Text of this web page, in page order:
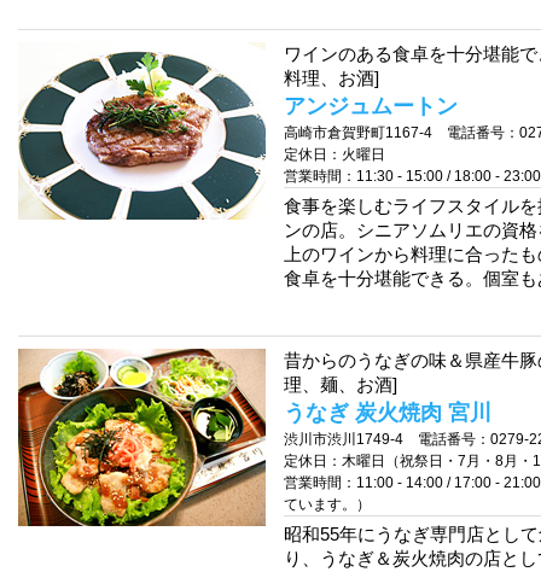
ワインのある食卓を十分堪能
料理、お酒]
アンジュムートン
高崎市倉賀野町1167-4 電話番号：
定休日：火曜日
営業時間：11:30 - 15:00 / 18:00 - 23:00
食事を楽しむライフスタイル
ンの店。シニアソムリエの資
上のワインから料理に合った
食卓を十分堪能できる。個室
昔からのうなぎの味＆県産牛
理、麺、お酒]
うなぎ 炭火焼肉 宮川
渋川市渋川1749-4 電話番号：0279-
定休日：木曜日（祝祭日・7月・8月・
営業時間：11:00 - 14:00 / 17:00 -
ています。）
昭和55年にうなぎ専門店とし
り、うなぎ＆炭火焼肉の店と